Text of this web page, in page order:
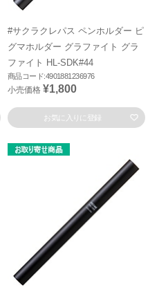
#サクラクレパス ペンホルダー ピ
グマホルダー グラファイト グラ
ファイト HL-SDK#44
商品コード:4901881236976
小売価格 ¥1,800
お気に入りに登録